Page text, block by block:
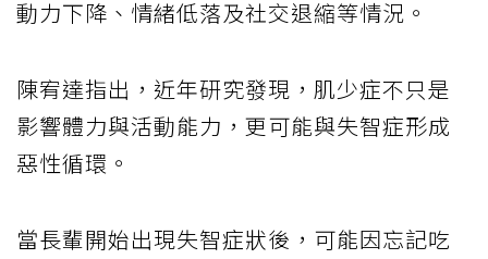
動力下降、情緒低落及社交退縮等情況。
陳宥達指出，近年研究發現，肌少症不只是
影響體力與活動能力，更可能與失智症形成
惡性循環。
當長輩開始出現失智症狀後，可能因忘記吃